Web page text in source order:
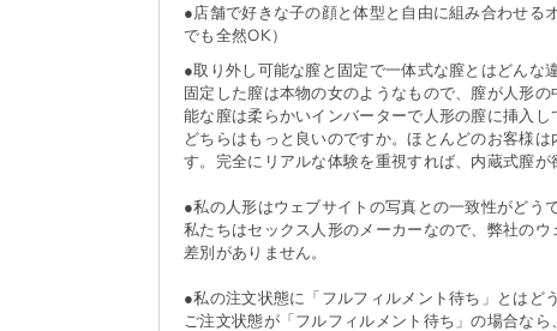
●店舗で好きな子の顔と体型と自由に組み合わせる
でも全然OK）
●取り外し可能な膣と固定で一体式な膣とはどんな
固定した膣は本物の女のようなもので、膣が人形
能な膣は柔らかいインバーターで人形の膣に挿入
どちらはもっと良いのですか。ほとんどのお客様
す。完全にリアルな体験を重視すれば、内蔵式膣
●私の人形はウェブサイトの写真との一致性がどう
私たちはセックス人形のメーカーなので、弊社の
差別がありません。
●私の注文状態に「フルフィルメント待ち」とはど
ご注文状態が「フルフィルメント待ち」の場合な